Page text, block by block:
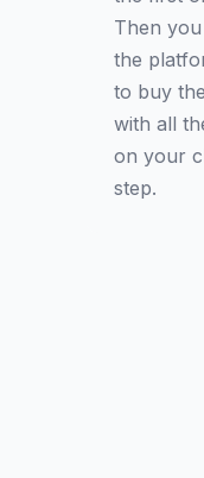
Then
the
to buy
with all
on your
step.